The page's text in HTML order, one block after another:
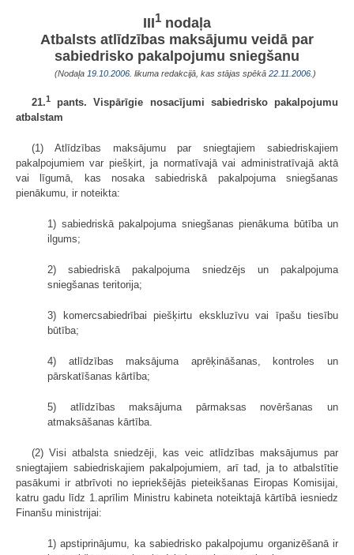
III1 nodaļa
Atbalsts atlīdzības maksājumu veidā par
sabiedrisko pakalpojumu sniegšanu
(Nodaļa 19.10.2006. likuma redakcijā, kas stājas spēkā 22.11.2006. )
21.1
pants. Vispārīgie nosacījumi sabiedrisko pakalpojumu
atbalstam
(1) Atlīdzības maksājumu par sniegtajiem sabiedriskajiem
pakalpojumiem var piešķirt, ja normatīvajā vai administratīvajā aktā
vai līgumā, kas nosaka sabiedriskā pakalpojuma sniegšanas
pienākumu, ir noteikta:
1) sabiedriskā pakalpojuma sniegšanas pienākuma būtība un
ilgums;
2) sabiedriskā pakalpojuma sniedzējs un pakalpojuma
sniegšanas teritorija;
3) komercsabiedrībai piešķirtu ekskluzīvu vai īpašu tiesību
būtība;
4) atlīdzības maksājuma aprēķināšanas, kontroles un
pārskatīšanas kārtība;
5) atlīdzības maksājuma pārmaksas novēršanas un
atmaksāšanas kārtība.
(2) Visi atbalsta sniedzēji, kas veic atlīdzības maksājumus par
sniegtajiem sabiedriskajiem pakalpojumiem, arī tad, ja to atbalstītie
pasākumi ir atbrīvoti no iepriekšējās pieteikšanas Eiropas Komisijai,
katru gadu līdz 1.aprīlim Ministru kabineta noteiktajā kārtībā iesniedz
Finanšu ministrijai:
1) apstiprinājumu, ka sabiedrisko pakalpojumu organizēšanā ir